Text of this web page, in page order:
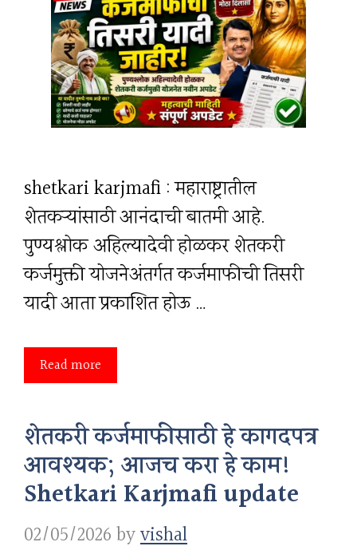
shetkari karjmafi : महाराष्ट्रातील
शेतकऱ्यांसाठी आनंदाची बातमी आहे.
पुण्यश्लोक अहिल्यादेवी होळकर शेतकरी
कर्जमुक्ती योजनेअंतर्गत कर्जमाफीची तिसरी
यादी आता प्रकाशित होऊ …
Read more
शेतकरी कर्जमाफीसाठी हे कागदपत्र
आवश्यक; आजच करा हे काम!
Shetkari Karjmafi update
02/05/2026byvishal